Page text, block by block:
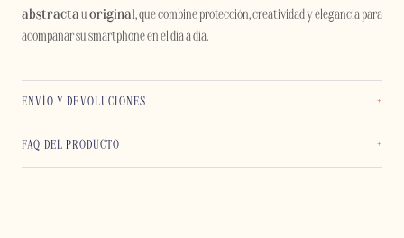
abstracta u original, que combine protección, creatividad y elegancia para
acompañar su smartphone en el día a día.
ENVÍO Y DEVOLUCIONES
FAQ DEL PRODUCTO